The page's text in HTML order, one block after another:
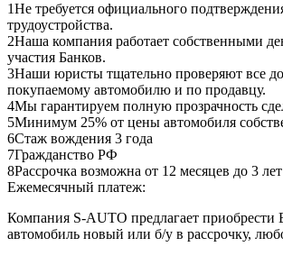
1Не требуется официального
трудоустройства.
2Наша компания работает собственными
участия Банков.
3Наши юристы тщательно проверяют все
покупаемому автомобилю и по продавцу.
4Мы гарантируем полную прозрачность
5Минимум 25% от цены автомобиля
6Стаж вождения 3 года
7Гражданство РФ
8Рассрочка возможна от 12 месяцев до 3 лет
Ежемесячный платеж:
Компания S-AUTO предлагает
автомобиль новый или б/у в рассрочку,